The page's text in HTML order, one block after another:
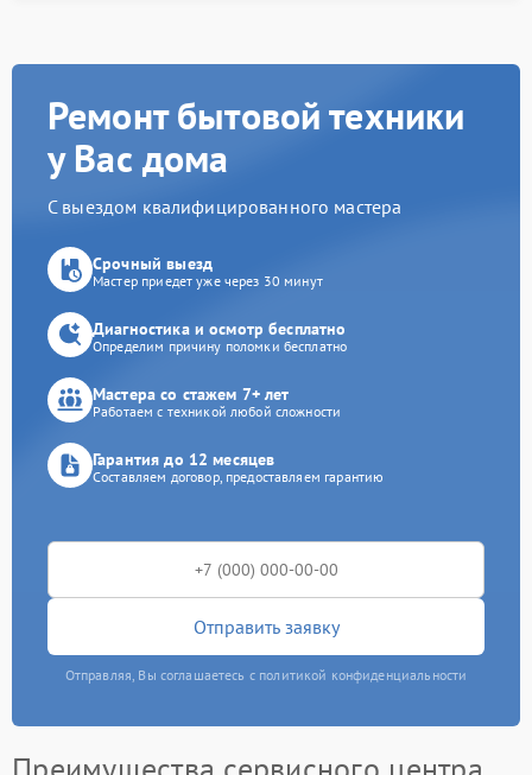
Ремонт бытовой техники
у Вас дома
С выездом квалифицированного мастера
Срочный выезд
Мастер приедет уже через 30 минут
Диагностика и осмотр бесплатно
Определим причину поломки бесплатно
Мастера со стажем 7+ лет
Работаем с техникой любой сложности
Гарантия до 12 месяцев
Составляем договор, предоставляем гарантию
Отправить заявку
Отправляя, Вы соглашаетесь с политикой конфиденциальности